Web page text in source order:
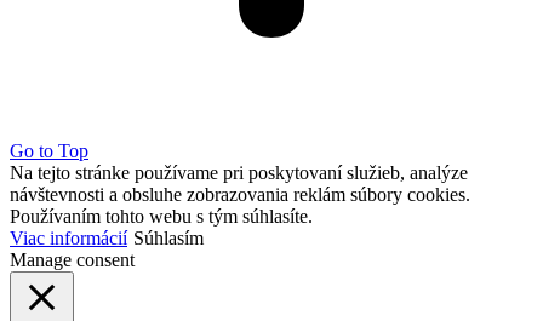
Go to Top
Na tejto stránke používame pri poskytovaní služieb, analýze
návštevnosti a obsluhe zobrazovania reklám súbory cookies.
Používaním tohto webu s tým súhlasíte.
Viac informácií Súhlasím
Manage consent